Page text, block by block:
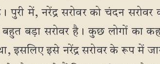
में, नरेंद्र सरोवर को चंदन सरोवर
बड़ा सरोवर है। कुछ लोगों का
था, इसलिए इसे नरेंद्र सरोवर के रूप में